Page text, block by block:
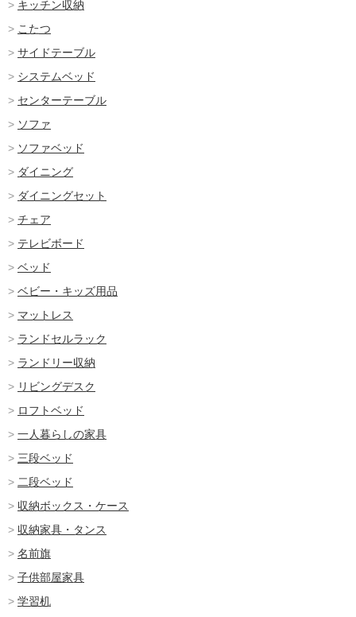
キッチン収納
こたつ
サイドテーブル
システムベッド
センターテーブル
ソファ
ソファベッド
ダイニング
ダイニングセット
チェア
テレビボード
ベッド
ベビー・キッズ用品
マットレス
ランドセルラック
ランドリー収納
リビングデスク
ロフトベッド
一人暮らしの家具
三段ベッド
二段ベッド
収納ボックス・ケース
収納家具・タンス
名前旗
子供部屋家具
学習机